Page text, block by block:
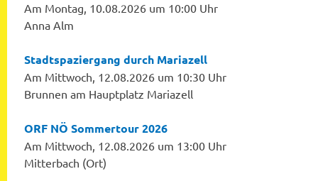
Am Montag, 10.08.2026 um 10:00 Uhr
Anna Alm
Stadtspaziergang durch Mariazell
Am Mittwoch, 12.08.2026 um 10:30 Uhr
Brunnen am Hauptplatz Mariazell
ORF NÖ Sommertour 2026
Am Mittwoch, 12.08.2026 um 13:00 Uhr
Mitterbach (Ort)